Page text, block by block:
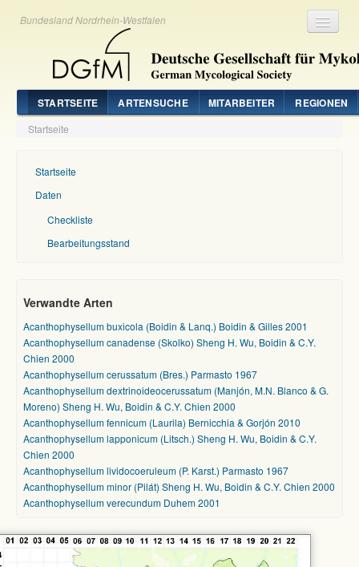
Bundesland Nordrhein-Westfalen
STARTSEITE ARTENSUCHE MITARBEITER REGIONEN
Startseite
Startseite
Daten
Checkliste
Bearbeitungsstand
Verwandte Arten
Acanthophysellum buxicola (Boidin & Lanq.) Boidin & Gilles 2001
Acanthophysellum canadense (Skolko) Sheng H. Wu, Boidin & C.Y.
Chien 2000
Acanthophysellum cerussatum (Bres.) Parmasto 1967
Acanthophysellum dextrinoideocerussatum (Manjón, M.N. Blanco & G.
Moreno) Sheng H. Wu, Boidin & C.Y. Chien 2000
Acanthophysellum fennicum (Laurila) Bernicchia & Gorjón 2010
Acanthophysellum lapponicum (Litsch.) Sheng H. Wu, Boidin & C.Y.
Chien 2000
Acanthophysellum lividocoeruleum (P. Karst.) Parmasto 1967
Acanthophysellum minor (Pilát) Sheng H. Wu, Boidin & C.Y. Chien 2000
Acanthophysellum verecundum Duhem 2001